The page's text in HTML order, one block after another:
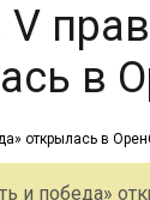
в
и победа»